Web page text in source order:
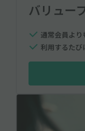
バリュー
通常会員よ
利用するた